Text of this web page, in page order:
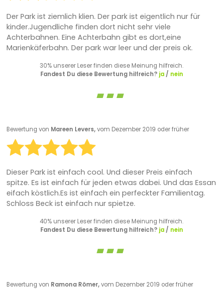
Der Park ist ziemlich klien. Der park ist eigentlich nur für
kinder.Jugendliche finden dort nicht sehr viele
Achterbahnen. Eine Achterbahn gibt es dort,eine
Marienkäferbahn. Der park war leer und der preis ok.
30% unserer Leser finden diese Meinung hilfreich.
Fandest Du diese Bewertung hilfreich? ja/ nein
Bewertung von Mareen Levers,vom Dezember 2019 oder früher
Dieser Park ist einfach cool. Und dieser Preis einfach
spitze. Es ist einfach für jeden etwas dabei. Und das Essan
eifach köstlich.Es ist einfach ein perfeckter Familientag.
Schloss Beck ist einfach nur spietze.
40% unserer Leser finden diese Meinung hilfreich.
Fandest Du diese Bewertung hilfreich? ja/ nein
Bewertung von Ramona Römer,vom Dezember 2019 oder früher